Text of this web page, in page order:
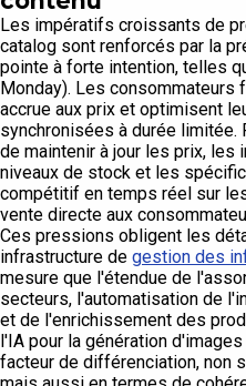
Les impératifs croissants de
catalog sont renforcés par la
pointe à forte intention, telles
Monday). Les
accrue aux prix et optimisent
synchronisées à durée limitée.
de maintenir à jour les prix, les
niveaux de stock et les
compétitif en temps réel sur
vente directe aux
Ces pressions obligent les
infrastructure de gestion des
mesure que l'étendue de
secteurs, l'automatisation de
et de l'enrichissement des
l'IA pour la génération
facteur de différenciation, non